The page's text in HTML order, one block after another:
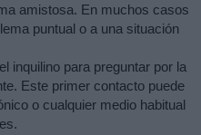
amistosa. En muchos casos
puntual o a una situación
inquilino para preguntar por la
Este primer contacto puede
o cualquier medio habitual